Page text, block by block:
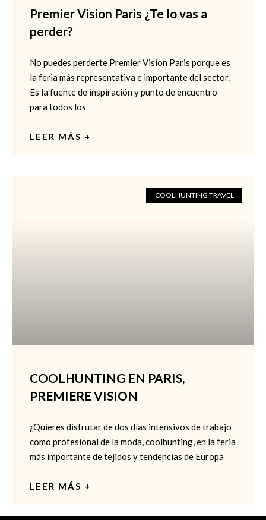
Premier Vision Paris ¿Te lo vas a
perder?
No puedes perderte Premier Vision Paris porque es
la feria más representativa e importante del sector.
Es la fuente de inspiración y punto de encuentro
para todos los
LEER MÁS +
COOLHUNTING TRAVEL
COOLHUNTING EN PARIS,
PREMIERE VISION
¿Quieres disfrutar de dos días intensivos de trabajo
como profesional de la moda, coolhunting, en la feria
más importante de tejidos y tendencias de Europa
LEER MÁS +